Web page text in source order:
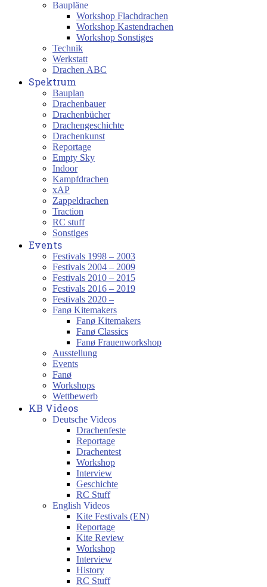
Baupläne
Workshop Flachdrachen
Workshop Kastendrachen
Workshop Sonstiges
Technik
Werkstatt
Drachen ABC
Spektrum
Bauplan
Drachenbauer
Drachenbücher
Drachengeschichte
Drachenkunst
Reportage
Empty Sky
Indoor
Kampfdrachen
xAP
Zappeldrachen
Traction
RC stuff
Sonstiges
Events
Festivals 1998 – 2003
Festivals 2004 – 2009
Festivals 2010 – 2015
Festivals 2016 – 2019
Festivals 2020 –
Fanø Kitemakers
Fanø Kitemakers
Fanø Classics
Fanø Frauenworkshop
Ausstellung
Events
Fanø
Workshops
Wettbewerb
KB Videos
Deutsche Videos
Drachenfeste
Reportage
Drachentest
Workshop
Interview
Geschichte
RC Stuff
English Videos
Kite Festivals (EN)
Reportage
Kite Review
Workshop
Interview
History
RC Stuff